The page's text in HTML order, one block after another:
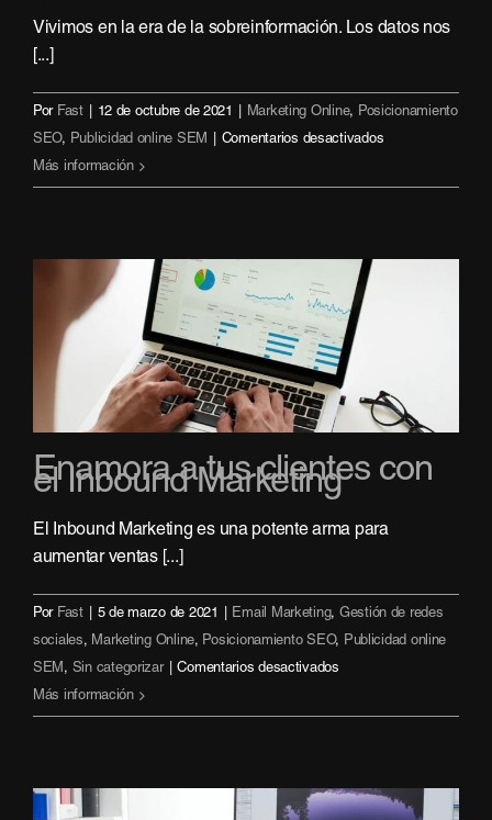
Vivimos en la era de la sobreinformación. Los datos nos
[...]
Por Fast 12 de octubre de 2021 Marketing Online, Posicionamiento
SEO, Publicidad online SEM Comentarios desactivadosen
Más información
Enamora a tus clientes con
el Inbound Marketing
El Inbound Marketing es una potente arma para
aumentar ventas [...]
Por Fast 5 de marzo de 2021 Email Marketing, Gestión de redes
sociales, Marketing Online, Posicionamiento SEO, Publicidad online
SEM , Sin categorizar Comentarios desactivadosen
con
Más información